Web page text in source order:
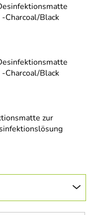
Charcoal/Black
Charcoal/Black
zur